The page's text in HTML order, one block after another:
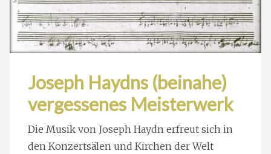
Joseph Haydns (beinahe)
vergessenes Meisterwerk
Die Musik von Joseph Haydn erfreut sich in
den Konzertsälen und Kirchen der Welt